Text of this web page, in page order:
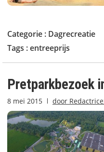
Categorie : Dagrecreatie
Tags :entreeprijs
Pretparkbezoek
8 mei 2015 door